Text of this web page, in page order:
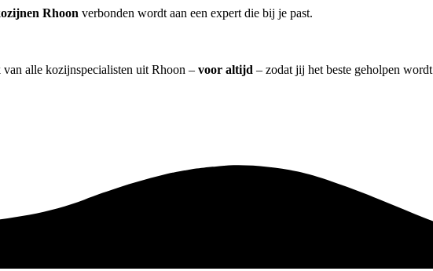
Rhoon verbonden wordt aan een expert die bij je past.
alle kozijnspecialisten uit Rhoon – voor altijd – zodat jij het beste geholpen